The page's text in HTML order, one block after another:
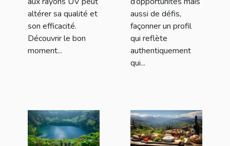
altérer sa qualité et
son efficacité.
Découvrir le bon
moment...
aussi de défis,
façonner un profil
qui reflète
authentiquement
qui...